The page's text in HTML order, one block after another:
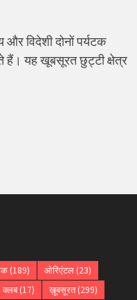
विदेशी दोनों पर्यटक
हैं। यह खूबसूरत छुट्टी क्षेत्र
(189) ओरिएंटल(23)
क्लब(17) ख़ूबसूरत(299)